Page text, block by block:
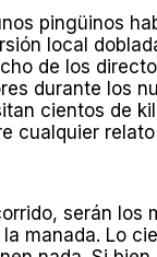
pingüinos
local
de los
durante los
cientos de
cualquier
serán
manada. Lo